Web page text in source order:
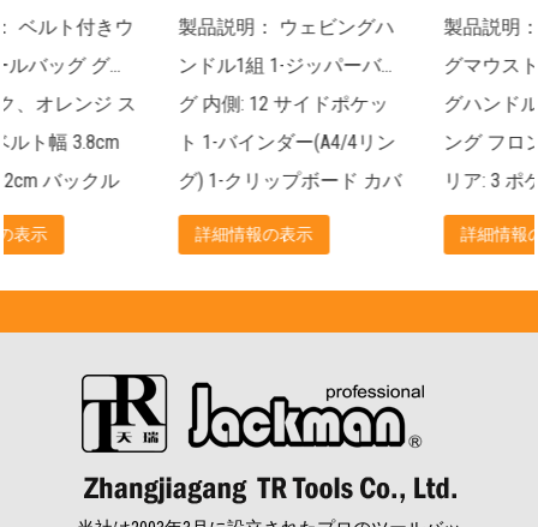
製品説明： ウェビングハ
ンドル1組 1-ジッパーバッ
グ 内側: 12 サイドポケッ
ト 1-バインダー(A4/4リン
グ) 1-クリップボード カバ
ー付...
製品説明： 鋼線強化ビッ
グマウストート ウェビン
グハンドル1組 二次元リ
ング フロント: 3 ポケット
リア: 3 ポケット 内部: 8-
ポケット...